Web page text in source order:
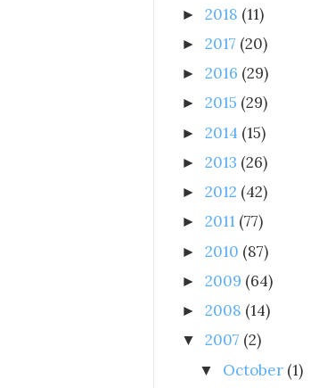
► 2018 (11)
► 2017 (20)
► 2016 (29)
► 2015 (29)
► 2014 (15)
► 2013 (26)
► 2012 (42)
► 2011 (77)
► 2010 (87)
► 2009 (64)
► 2008 (14)
▼ 2007 (2)
▼ October (1)